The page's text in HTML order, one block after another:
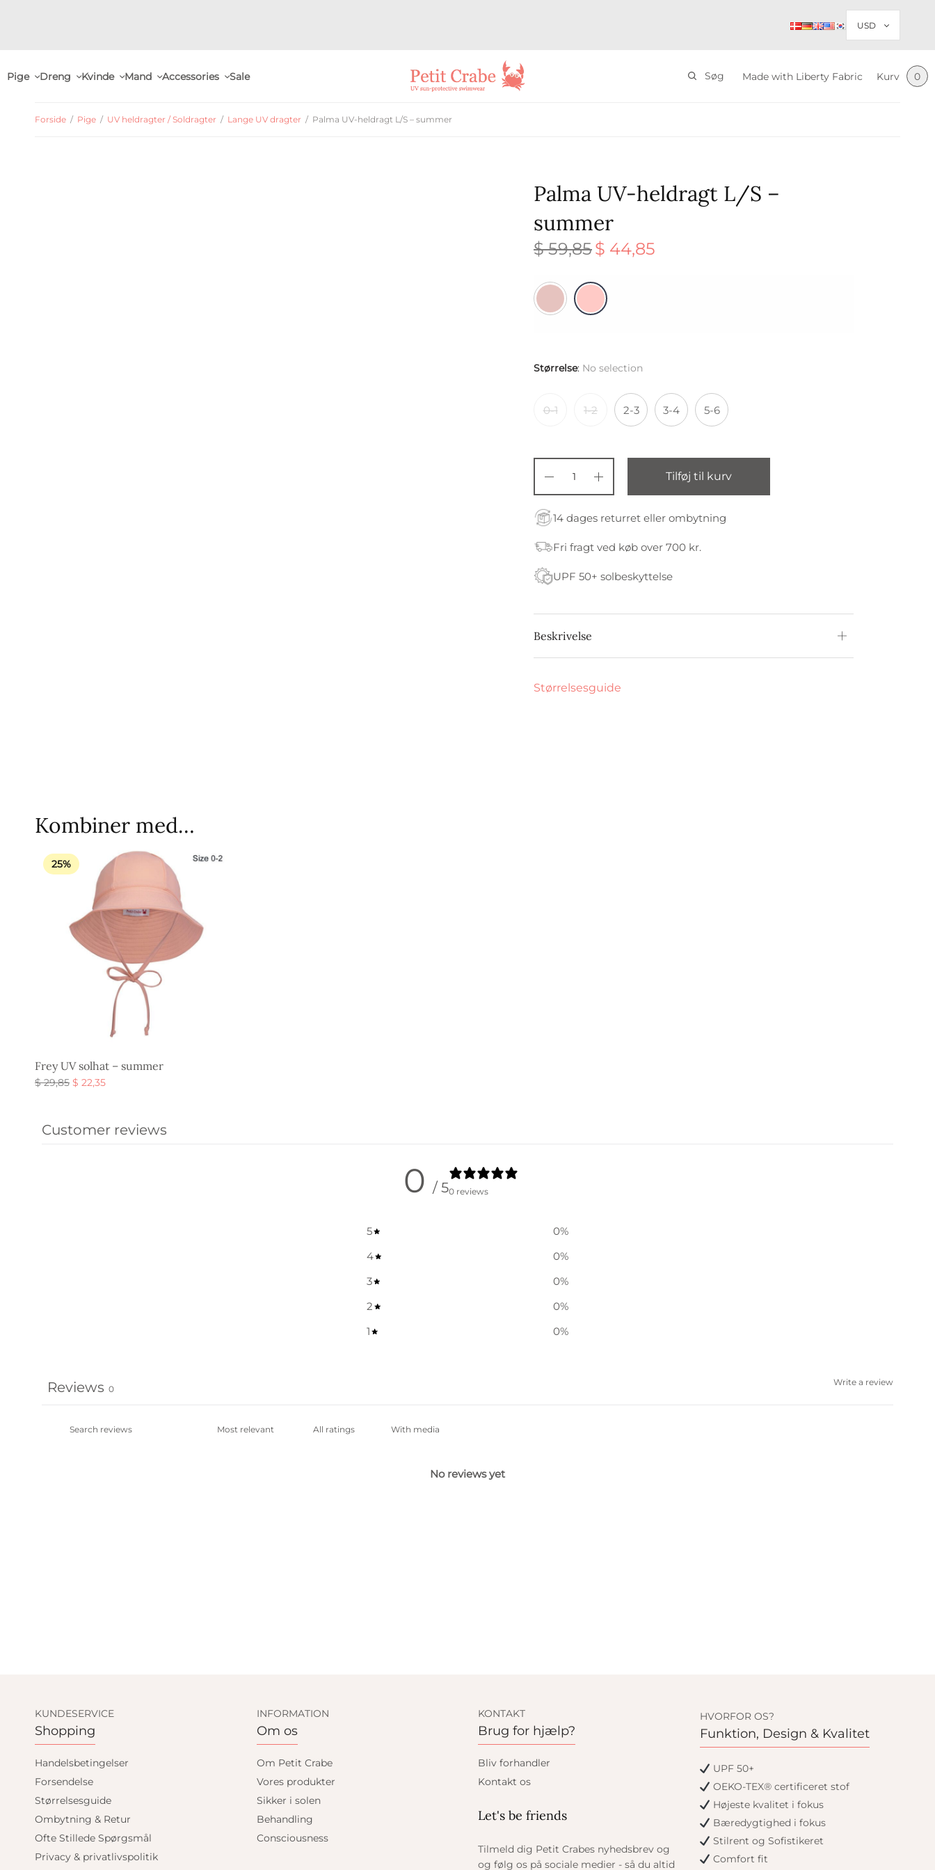
Pige Dreng Kvinde Mand Accessories Sale Søg Made with Liberty Fabric Kurv 0
Forside / Pige / UV heldragter / Soldragter / Lange UV dragter / Palma UV-heldragt L/S – summer
Palma UV-heldragt L/S –
summer
$59,85 Den
oprindelige
$ 59,85.
$ 44,85
Størrelse: No selection
0-1 1-2 2-3 3-4 5-6
Tilføj til kurv
14 dages returret eller ombytning
Fri fragt ved køb over 700 kr.
UPF 50+ solbeskyttelse
Beskrivelse
Størrelsesguide
Kombiner med…
25%
Frey UV solhat – summer
$29,85 Den
$ 29,85.
$ 22,35Den
$ 22,35.
Customer reviews
0 / 50 reviews
5 0%
4
0%
3
0%
2
0%
1
0%
Write a review
Reviews 0
With media
No reviews yet
KUNDESERVICE
Shopping
Handelsbetingelser
Forsendelse
Størrelsesguide
Ombytning & Retur
Ofte Stillede Spørgsmål
Privacy & privatlivspolitik
INFORMATION
Om os
Om Petit Crabe
Vores produkter
Sikker i solen
Behandling
Consciousness
KONTAKT
Brug for hjælp?
Bliv forhandler
Kontakt os
Let's be friends
Tilmeld dig Petit Crabes nyhedsbrev og
og følg os på sociale medier - så du altid
HVORFOR OS?
Funktion, Design & Kvalitet
UPF 50+
OEKO-TEX® certificeret stof
Højeste kvalitet i fokus
Bæredygtighed i fokus
Stilrent og Sofistikeret
Comfort fit